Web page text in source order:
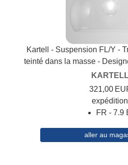
Kartell - Suspension FL/Y -
teinté dans la masse -
321,00
expédition
FR - 7.9
aller au